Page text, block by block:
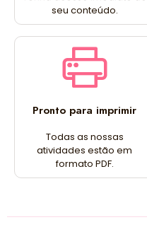
seu conteúdo.
Pronto para imprimir
Todas as nossas
atividades estão em
formato PDF.